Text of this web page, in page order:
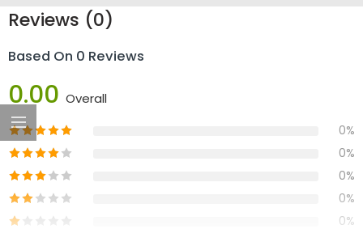
Reviews (0)
Based On 0 Reviews
0.00 Overall
0%
0%
0%
0%
0%